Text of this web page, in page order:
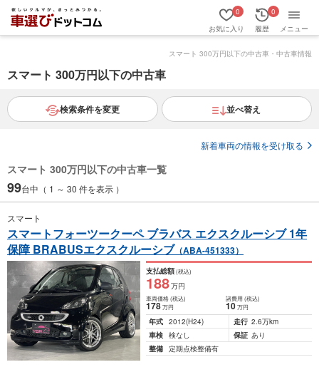
お気に入り
0
履歴
0
メニュー
スマート 300万円以下の中古車・中古車情報
スマート 300万円以下の中古車
検索条件を変更 並べ替え
新着車両の情報を受け取る
スマート 300万円以下の中古車一覧
99台中（ 1 ～ 30 件を表示 ）
スマート
スマートフォーツークーペ ブラバス エクスクルーシブ 1年
保障 BRABUSエクスクルーシブ（ABA-451333）
支払総額(税込)
188万円
車両価格(税込)
178万円
諸費用 (税込)
10 万円
年式 2012(H24) 走行 2.6万km
車検 検なし 保証 あり
整備 定期点検整備有